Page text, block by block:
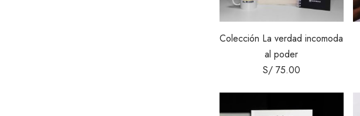
Colección La verdad incomoda
al poder
S/75.00